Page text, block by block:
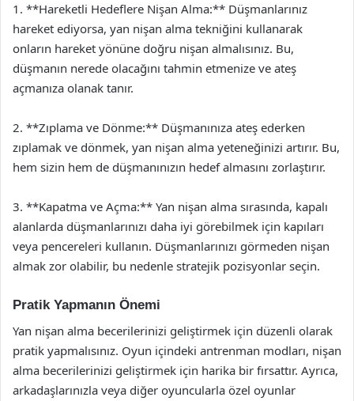
1. **Hareketli Hedeflere Nişan Alma:** Düşmanlarınız
hareket ediyorsa, yan nişan alma tekniğini kullanarak
onların hareket yönüne doğru nişan almalısınız. Bu,
düşmanın nerede olacağını tahmin etmenize ve ateş
açmanıza olanak tanır.
2. **Zıplama ve Dönme:** Düşmanınıza ateş ederken
zıplamak ve dönmek, yan nişan alma yeteneğinizi artırır. Bu,
hem sizin hem de düşmanınızın hedef almasını zorlaştırır.
3. **Kapatma ve Açma:** Yan nişan alma sırasında, kapalı
alanlarda düşmanlarınızı daha iyi görebilmek için kapıları
veya pencereleri kullanın. Düşmanlarınızı görmeden nişan
almak zor olabilir, bu nedenle stratejik pozisyonlar seçin.
Pratik Yapmanın Önemi
Yan nişan alma becerilerinizi geliştirmek için düzenli olarak
pratik yapmalısınız. Oyun içindeki antrenman modları, nişan
alma becerilerinizi geliştirmek için harika bir fırsattır. Ayrıca,
arkadaşlarınızla veya diğer oyuncularla özel oyunlar